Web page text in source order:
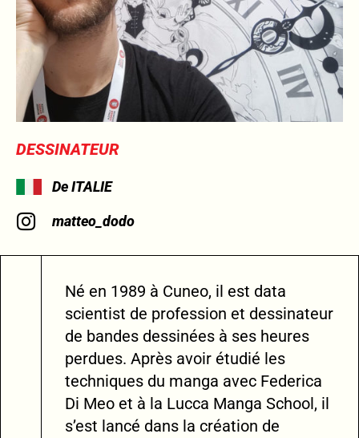
DESSINATEUR
De ITALIE
matteo_dodo
Né en 1989 à Cuneo, il est data
scientist de profession et dessinateur
de bandes dessinées à ses heures
perdues. Après avoir étudié les
techniques du manga avec Federica
Di Meo et à la Lucca Manga School, il
s’est lancé dans la création de